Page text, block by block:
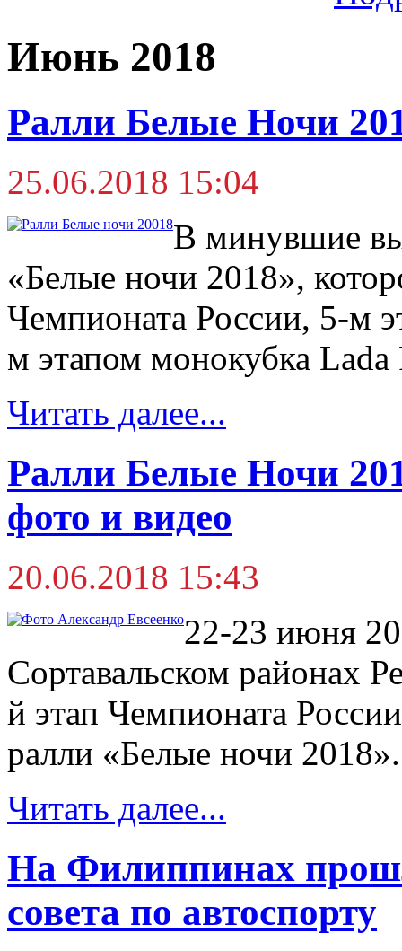
Июнь 2018
Ралли Белые Ночи
25.06.2018 15:04
В минувшие
«Белые ночи 2018»,
Чемпионата России, 5-м
м этапом монокубка
Читать далее...
Ралли Белые Ночи
фото и видео
20.06.2018 15:43
22-23 июня
Сортавальском районах
й этап Чемпионата
ралли «Белые ночи
Читать далее...
На Филиппинах
совета по автоспорту